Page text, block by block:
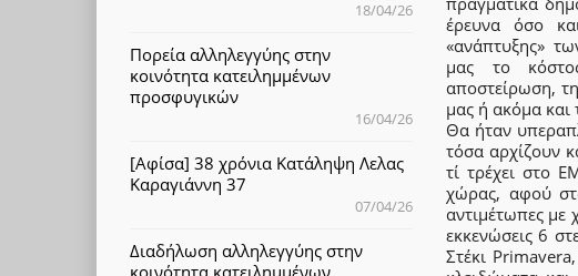
έρευνα όσο
«ανάπτυξης»
μας το
αποστείρωση,
μας ή ακόμα και
Θα ήταν
τόσα αρχίζουν
τί τρέχει στο
χώρας, αφού
αντιμέτωπες με
εκκενώσεις 6
Στέκι
18/04/26
Πορεία αλληλεγγύης στην
κοινότητα κατειλημμένων
προσφυγικών
16/04/26
[Αφίσα] 38 χρόνια Κατάληψη Λελας
Καραγιάννη 37
07/04/26
Διαδήλωση αλληλεγγύης στην